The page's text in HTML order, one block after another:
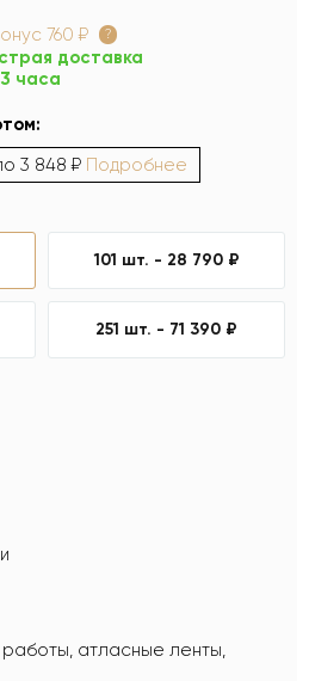
760 ₽ ?
доставка
часа
3 848 ₽ Подробнее
101 шт. - 28 790 ₽
251 шт. - 71 390 ₽
атласные ленты,